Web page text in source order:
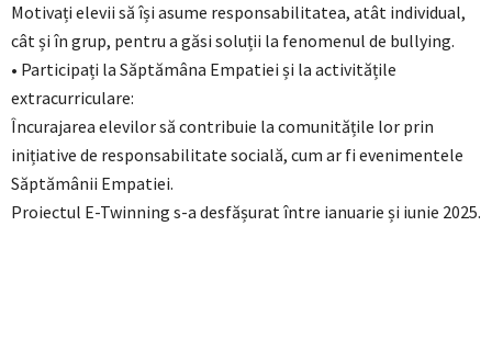
Motivați elevii să își asume responsabilitatea, atât individual,
cât și în grup, pentru a găsi soluții la fenomenul de bullying.
• Participați la Săptămâna Empatiei și la activitățile
extracurriculare:
Încurajarea elevilor să contribuie la comunitățile lor prin
inițiative de responsabilitate socială, cum ar fi evenimentele
Săptămânii Empatiei.
Proiectul E-Twinning s-a desfășurat între ianuarie și iunie 2025.